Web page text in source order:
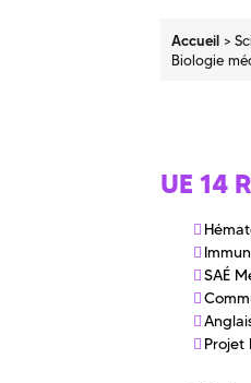
Accueil
Biologie
UE 14
SAÉ
Projet